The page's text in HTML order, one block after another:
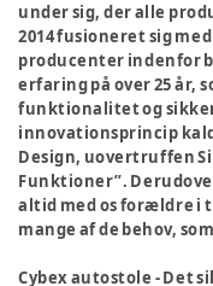
under sig, der alle
2014 fusioneret sig
producenter indenfor
erfaring på over 25 år,
funktionalitet og
innovationsprincip
Design, uovertruffen
Funktioner”.
altid med os forældre i
mange af de behov,
Cybex autostole - Det